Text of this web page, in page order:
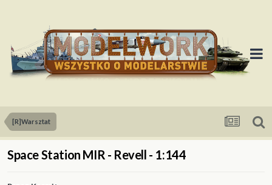
[R]Warsztat
Space Station MIR - Revell - 1:144